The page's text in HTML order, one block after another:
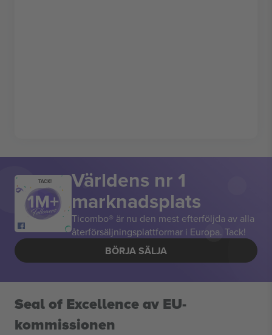
TACK! Världens nr 1
marknadsplats
Ticombo® är nu den mest efterföljda av alla
återförsäljningsplattformar i Europa. Tack!
BÖRJA SÄLJA
Seal of Excellence av EU-
kommissionen